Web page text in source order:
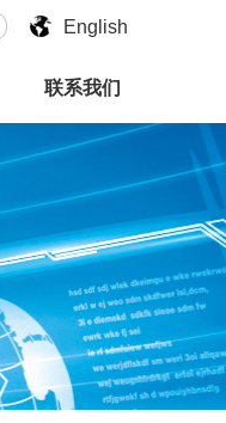
English
联系我们